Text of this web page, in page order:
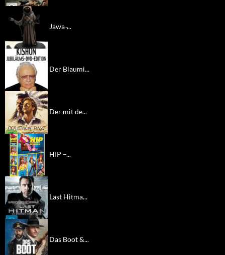
Jawa ̵...
Der Blaumi...
Der mit de...
HIP –...
Last Hitma...
Das Boot &...